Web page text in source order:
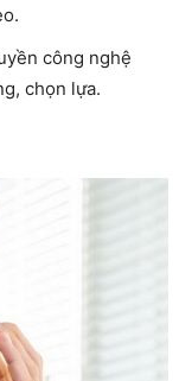
công nghệ
chọn lựa.